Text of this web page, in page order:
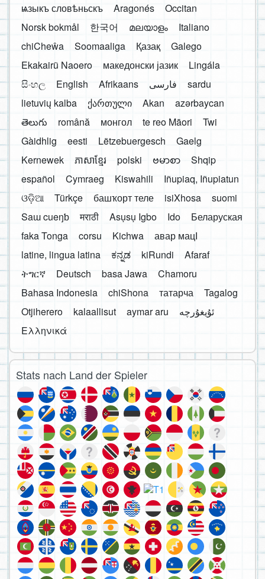
ѩзыкъ словѣньскъ
Aragonés
Occitan
Norsk bokmål
한국어 മലയാളം
Italiano
chiCheŵa
Soomaaliga Қазақ
Galego
Ekakairũ Naoero
македонски јазик
Lingála
සිංහල
English Afrikaans فارسی
sardu
lietuvių kalba
ქართული Akan
azərbaycan
తెలుగు
română монгол te reo Māori
Twi
Gàidhlig
eesti Lëtzebuergesch
Gaelg
Kernewek
ភាសាខ្មែរ polski ဗမာစာ
Shqip
español
Cymraeg Kiswahili
Iñupiaq, Iñupiatun
ଓଡ଼ିଆ
Türkçe башҡорт теле isiXhosa
suomi
Saɯ cueŋƅ
मराठी Asụsụ Igbo Ido
Беларуская
faka Tonga
corsu Kichwa
авар мацӀ
latine, lingua latina
ಕನ್ನಡ kiRundi
Afaraf
ትግርኛ
Deutsch basa Jawa
Chamoru
Bahasa Indonesia
chiShona татарча
Tagalog
Otjiherero
kalaallisut aymar aru
Ελληνικά
Stats nach Land der Spieler